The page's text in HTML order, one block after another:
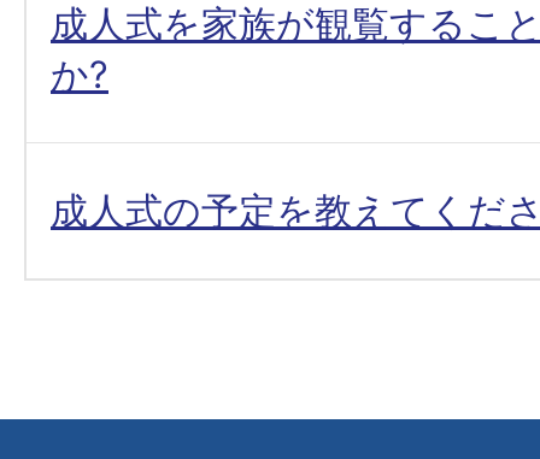
成人式を家族が観覧するこ
か?
成人式の予定を教えてくだ